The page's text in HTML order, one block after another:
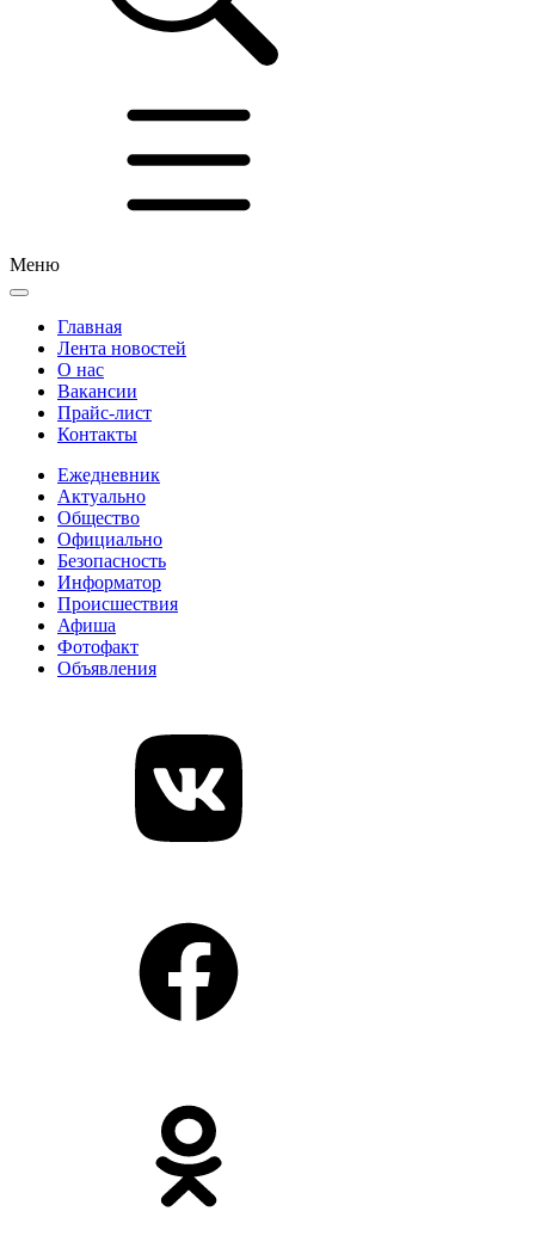
Меню
Главная
Лента новостей
О нас
Вакансии
Прайс-лист
Контакты
Ежедневник
Актуально
Общество
Официально
Безопасность
Информатор
Происшествия
Афиша
Фотофакт
Объявления